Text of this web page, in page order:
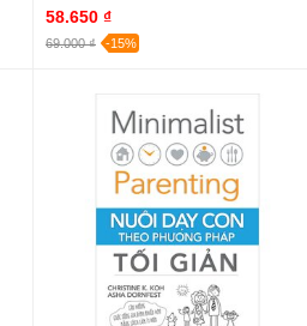
58.650 ₫
69.000 ₫ -15%